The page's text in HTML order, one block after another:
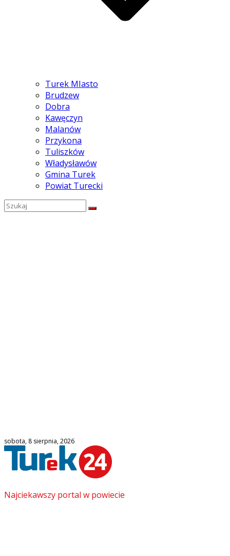
Turek MIasto
Brudzew
Dobra
Kawęczyn
Malanów
Przykona
Tuliszków
Władysławów
Gmina Turek
Powiat Turecki
sobota, 8 sierpnia, 2026
Najciekawszy portal w powiecie